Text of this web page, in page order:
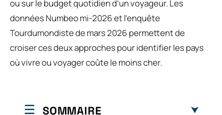
ou sur le budget quotidien d’un voyageur. Les
données Numbeo mi-2026 et l’enquête
Tourdumondiste de mars 2026 permettent de
croiser ces deux approches pour identifier les pays
où vivre ou voyager coûte le moins cher.
SOMMAIRE